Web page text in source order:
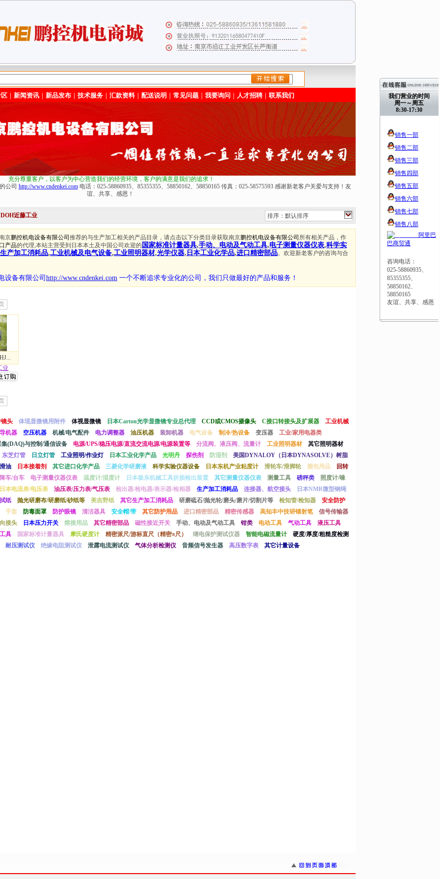
我们营业的时间
周一～周五
8:30-17:30
销售一部
销售二部
销售三部
销售四部
销售五部
销售六部
销售七部
销售八部
阿里巴
巴商贸通
咨询电话：
025-58860935、
85355355、
58850162、
58850165
友谊、共享、感恩
/>
｜ 新闻资讯｜ 新品发布｜ 技术服务｜ 汇款资料｜ 配送说明 ｜ 常见问题｜ 我要询问 ｜ 人才招聘｜ 联系我们
充分尊重客户，以客户为中心营造我们的经营环境，客户的满意是我们的追求！
公司 http://www.cndenkei.com电话：025-58860935、85355355、58850162、58850165 传真：025-58575593 感谢新老客户关爱与支持！友
谊、共享、感恩！
近藤工业 排序：默认排序
京鹏控机电设备有限公司 推荐的与生产加工相关的产品目录，请点击以下分类目录获取南京鹏控机电设备有限公司 所有相关产品，作
产品的代理,本站主营受到日本本土及中国公司欢迎的 国家标准计量器具,手动、电动及气动工具,电子测量仪器仪表,科学实
生产加工消耗品,工业机械及电气设备,工业照明器材,光学仪器, 日本工业化学品,进口精密部品。欢迎新老客户的咨询与合
设备有限公司http://www.cndenkei.com 一个不断追求专业化的公司， 我们只做最好的产品和服务！
业
头 体现显微镜用附件 体视显微镜 日本Carton光学显微镜专业总代理 CCD或CMOS摄像头 C接口转接头及扩展器
工业机械
机器 空压机器 机械/电气配件 电力调整器 油压机器 装卸机器 电气设备 制冷/热设备 变压器
工业/家用电器类
(DAQ)与控制/通信设备
电源/UPS/稳压电源/直流交流电源/电源装置等 分流阀、液压阀、流量计 工业照明器材
其它照明器材
东芝灯管 日立灯管 工业照明/作业灯 日本工业化学产品 光明丹 探伤剂 防湿剂
美国DYNALOY（日本DYNASOLVE）树脂
油 日本接着剂 其它进口化学产品 三菱化学研磨液 科学实验仪器设备 日本东机产业粘度计 滑轮车/滑脚轮 捆包用品
回转
车/台车 电子测量仪器仪表 温度计/湿度计 日本极东机械工具折损检出装置 其它测量仪器仪表 测量工具 磅秤类
照度计/噪
日本电流表/电压表 油压表/压力表/气压表 检出器/检电器/表示器/检相器 生产加工消耗品 连接器、航空接头
日本NMR微型钢绳
纸 抛光研磨布/研磨纸/砂纸等 美吉野纸 其它生产加工消耗品 研磨砥石/抛光轮/磨头/磨片/切割片等 检知管/检知器
安全防护
手套 防毒面罩 防护眼镜 清洁器具 安全帽/带 其它防护用品 进口精密部品 精密传感器 高知丰中技研镭射笔
信号传输器
接头 日本压力开关 熔接用品 其它精密部品 磁性接近开关 手动、电动及气动工具 钳类 电动工具 气动工具
液压工具
具 国家标准计量器具 摩氏硬度计 精密派尺/游标直尺（精密π尺） 继电保护测试仪器 智能电磁流量计
硬度/厚度/粗糙度检测
耐压测试仪 绝缘电阻测试仪 泄露电流测试仪 气体分析检测仪 音频信号发生器 高压数字表 其它计量设备